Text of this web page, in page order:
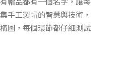
帽品都有一個名字，讓每
手工製帽的智慧與技術，
圖，每個環節都仔細測試